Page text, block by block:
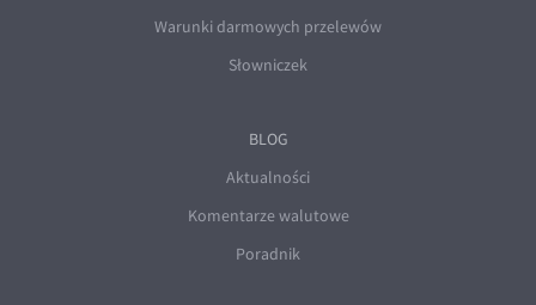
Warunki darmowych przelewów
Słowniczek
BLOG
Aktualności
Komentarze walutowe
Poradnik